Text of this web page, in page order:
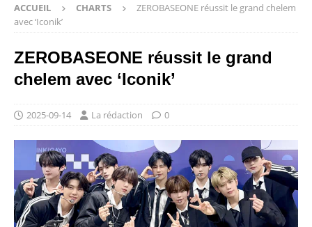
ACCUEIL CHARTS
ZEROBASEONE réussit le grand chelem
avec ‘Iconik’
ZEROBASEONE réussit le grand
chelem avec ‘Iconik’
2025-09-14 La rédaction 0